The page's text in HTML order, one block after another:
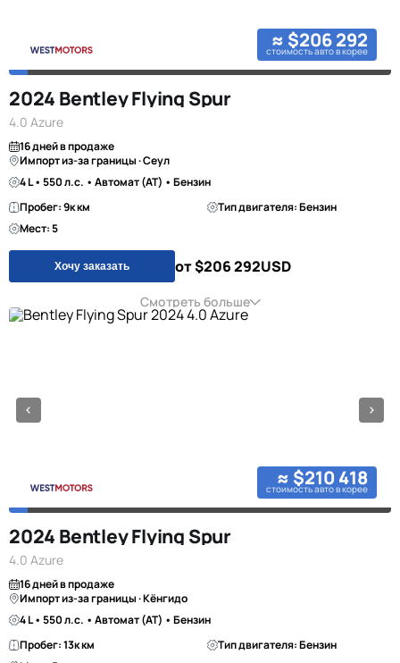
≈ $206 292
стоимость авто в корее
2024 Bentley Flying Spur
4.0 Azure
16 дней в продаже
Импорт из-за границы · Сеул
4 L • 550 л.с. • Автомат (AT) • Бензин
Пробег: 9к км
Тип двигателя: Бензин
Мест: 5
Хочу заказать от $206 292USD
Смотреть больше
≈ $210 418
стоимость авто в корее
2024 Bentley Flying Spur
4.0 Azure
16 дней в продаже
Импорт из-за границы · Кёнгидо
4 L • 550 л.с. • Автомат (AT) • Бензин
Пробег: 13к км
Тип двигателя: Бензин